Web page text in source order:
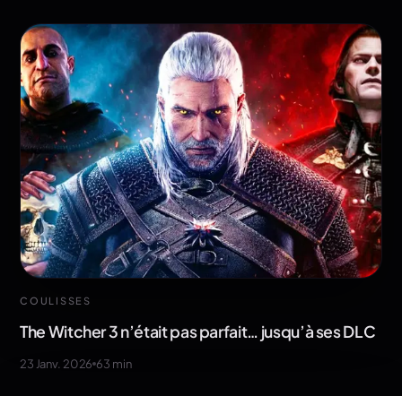
COULISSES
The Witcher 3 n’était pas parfait… jusqu’à ses DLC
23 Janv. 2026 63 min